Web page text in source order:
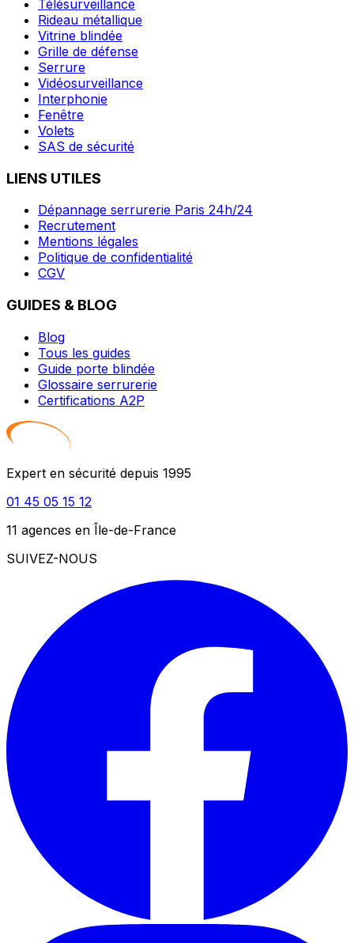
Télésurveillance
Rideau métallique
Vitrine blindée
Grille de défense
Serrure
Vidéosurveillance
Interphonie
Fenêtre
Volets
SAS de sécurité
LIENS UTILES
Dépannage serrurerie Paris 24h/24
Recrutement
Mentions légales
Politique de confidentialité
CGV
GUIDES & BLOG
Blog
Tous les guides
Guide porte blindée
Glossaire serrurerie
Certifications A2P
Expert en sécurité depuis 1995
01 45 05 15 12
11 agences en Île-de-France
SUIVEZ-NOUS